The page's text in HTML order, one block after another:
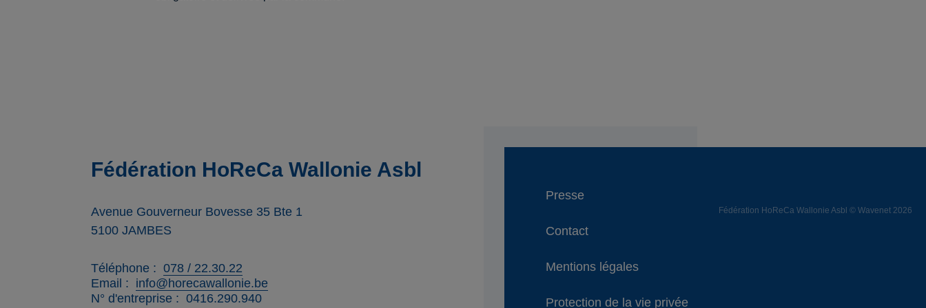
Fédération HoReCa Wallonie Asbl
Avenue Gouverneur Bovesse 35 Bte 1
5100 JAMBES
Téléphone
078 / 22.30.22
Email
info@horecawallonie.be
N° d'entreprise
0416.290.940
Presse
Contact
Mentions légales
Protection de la vie privée
Fédération HoReCa Wallonie Asbl © Wavenet 2026